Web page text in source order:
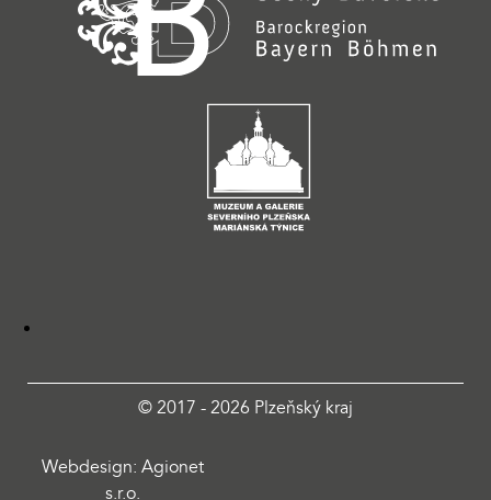
© 2017 - 2026 Plzeňský kraj
Webdesign: Agionet
s.r.o.